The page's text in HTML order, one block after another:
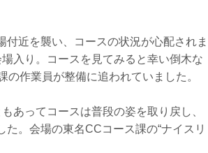
近を襲い、コースの状況が心配されま
入り。コースを見てみると幸い倒木な
作業員が整備に追われていました。
あってコースは普段の姿を取り戻し、
。会場の東名CCコース課の“ナイスリ